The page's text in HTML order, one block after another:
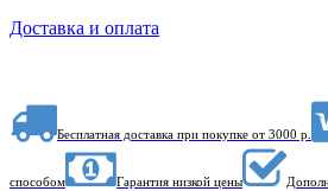
Доставка и оплата
Бесплатная доставка при покупке от 3000 р.
способом Гарантия низкой цены